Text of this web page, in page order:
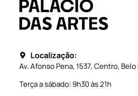
Localização:
Av. Afonso Pena, 1537, Centro,
Terça a sábado: 9h30 às 21h